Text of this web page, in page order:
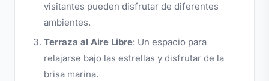
visitantes pueden disfrutar de diferentes
ambientes.
Terraza al Aire Libre: Un espacio para
relajarse bajo las estrellas y disfrutar de la
brisa marina.